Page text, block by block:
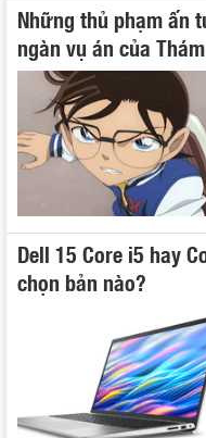
Những thủ phạm ấn
ngàn vụ án của
Dell 15 Core i5 hay
chọn bản nào?